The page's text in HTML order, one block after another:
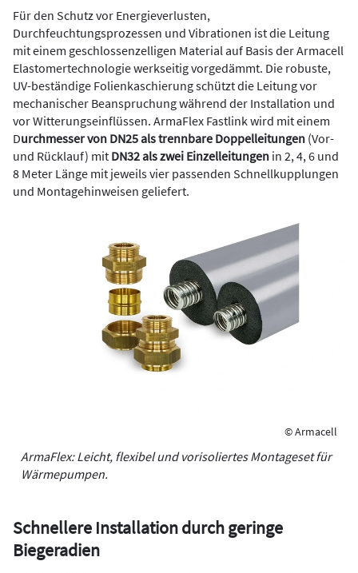
Für den Schutz vor Energieverlusten,
Durchfeuchtungsprozessen und Vibrationen ist die Leitung
mit einem geschlossenzelligen Material auf Basis der Armacell
Elastomertechnologie werkseitig vorgedämmt. Die robuste,
UV-beständige Folienkaschierung schützt die Leitung vor
mechanischer Beanspruchung während der Installation und
vor Witterungseinflüssen. ArmaFlex Fastlink wird mit einem
Durchmesser von DN25 als trennbare Doppelleitungen (Vor-
und Rücklauf) mit DN32 als zwei Einzelleitungen in 2, 4, 6 und
8 Meter Länge mit jeweils vier passenden Schnellkupplungen
und Montagehinweisen geliefert.
© Armacell
ArmaFlex: Leicht, flexibel und vorisoliertes Montageset für
Wärmepumpen.
Schnellere Installation durch geringe
Biegeradien